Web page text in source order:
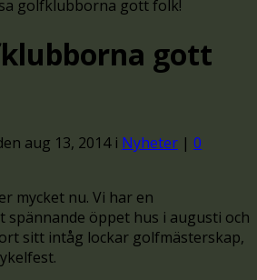
golfklubborna gott folk!
gott
aug 13, 2014 i Nyheter | 0
mycket nu. Vi har en
spännande öppet hus i augusti och
sitt intåg lockar golfmästerskap,